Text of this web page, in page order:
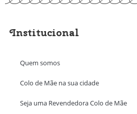
Institucional
Quem somos
Colo de Mãe na sua cidade
Seja uma Revendedora Colo de Mãe